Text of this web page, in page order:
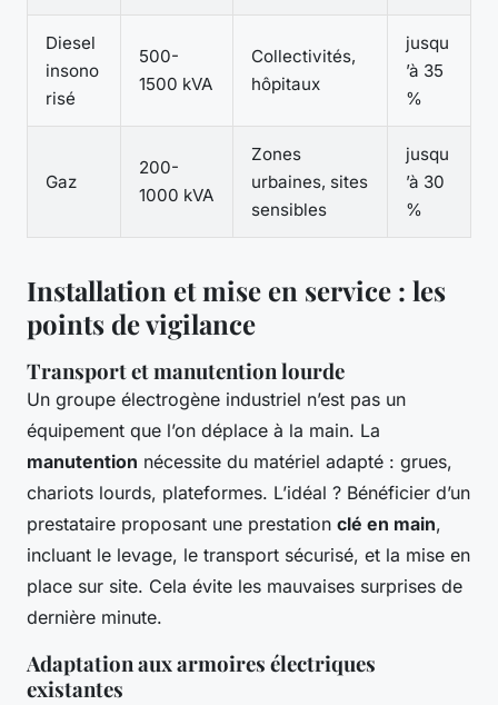
Diesel
insono
risé
500-
1500 kVA
Collectivités,
hôpitaux
jusqu
’à 35
%
Gaz
200-
1000 kVA
Zones
urbaines, sites
sensibles
jusqu
’à 30
%
Installation et mise en service : les
points de vigilance
Transport et manutention lourde
Un groupe électrogène industriel n’est pas un
équipement que l’on déplace à la main. La
manutention nécessite du matériel adapté : grues,
chariots lourds, plateformes. L’idéal ? Bénéficier d’un
prestataire proposant une prestation clé en main,
incluant le levage, le transport sécurisé, et la mise en
place sur site. Cela évite les mauvaises surprises de
dernière minute.
Adaptation aux armoires électriques
existantes